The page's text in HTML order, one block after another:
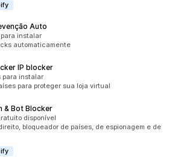
Auto
instalar
automaticamente
IP blocker
todo
para instalar
para proteger sua loja virtual
& Bot Blocker
disponível
bloqueador de países, de espionagem e de